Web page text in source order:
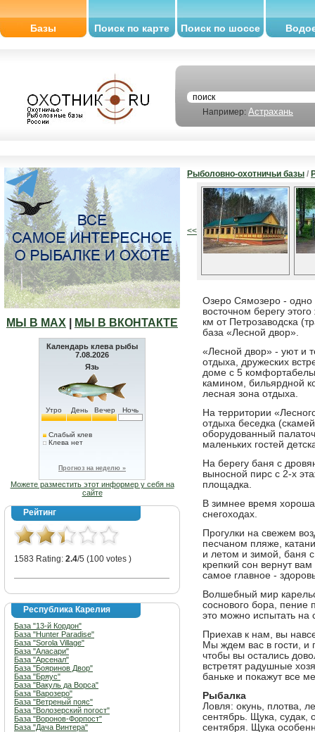
Базы Поиск по карте Поиск по шоссе
Например: Астрахань
МЫ В МАХ МЫ В ВКОНТАКТЕ
Календарь клева рыбы
7.08.2026
Язь
Утро День Вечер Ночь
Слабый клев
Клева нет
Прогноз на неделю »
Можете разместить этот информер у себя на
сайте
Рейтинг
1583 Rating: 2.4/5 (100 votes )
Республика Карелия
База "13-й Кордон"
База "Hunter Paradise"
База "Sorola Village"
База "Аласари"
База "Арсенал"
База "Бояринов Двор"
База "Бряус"
База "Вакуль да Ворса"
База "Варозеро"
База "Ветреный пояс"
База "Волозерский погост"
База "Воронов-Форпост"
База "Дача Винтера"
Рыболовно-охотничьи базы /
<<
Озеро Сямозеро -
восточном берегу
км от Петрозаводска
база «Лесной двор».
«Лесной двор» - уют и
отдыха, дружеских
доме с 5
камином, бильярдной
лесная зона отдыха.
На территории
отдыха беседка
оборудованный
маленьких гостей
На берегу баня с
выносной пирс с 2-х
площадка.
В зимнее время
снегоходах.
Прогулки на свежем
песчаном пляже,
и летом и зимой, баня
крепкий сон вернут
самое главное -
Волшебный мир
соснового бора, пение
это можно испытать на
Приехав к нам, вы
Мы ждем вас в гости, и
чтобы вы остались
встретят радушные
баньке и покажут все
Рыбалка
Ловля: окунь, плотва,
сентябрь. Щука, судак,
сентября. Щука